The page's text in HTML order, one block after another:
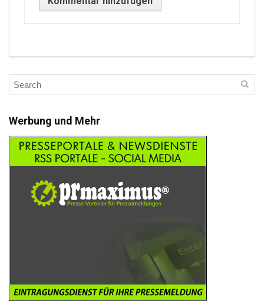
Werbung und Mehr